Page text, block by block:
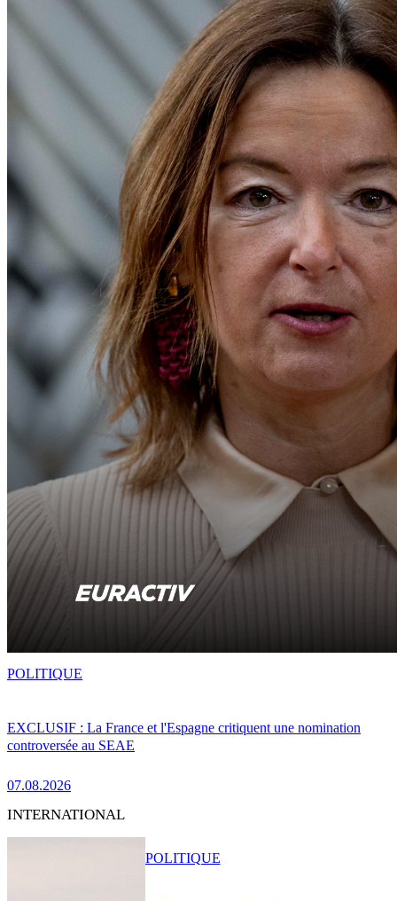
EXCLUSIF : La France et l'Espagne critiquent une nomination
controversée au SEAE
07.08.2026
POLITIQUE
INTERNATIONAL
POLITIQUE